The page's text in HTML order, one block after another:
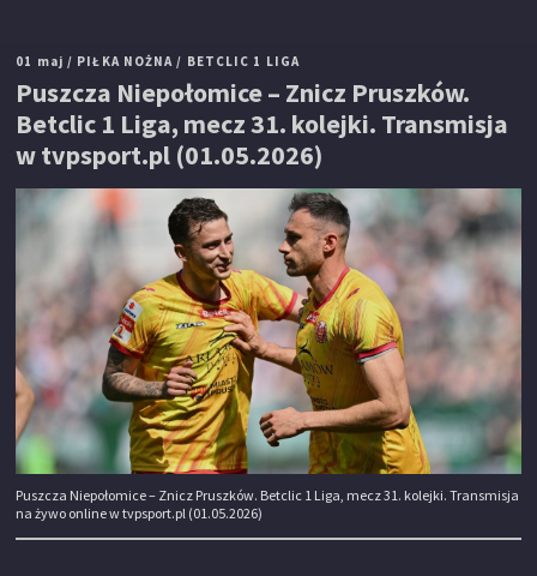
01 maj/ PIŁKA NOŻNA / BETCLIC 1 LIGA
Puszcza Niepołomice – Znicz Pruszków.
Betclic 1 Liga, mecz 31. kolejki. Transmisja
w tvpsport.pl (01.05.2026)
Puszcza Niepołomice – Znicz Pruszków. Betclic 1 Liga, mecz 31. kolejki. Transmisja
na żywo online w tvpsport.pl (01.05.2026)